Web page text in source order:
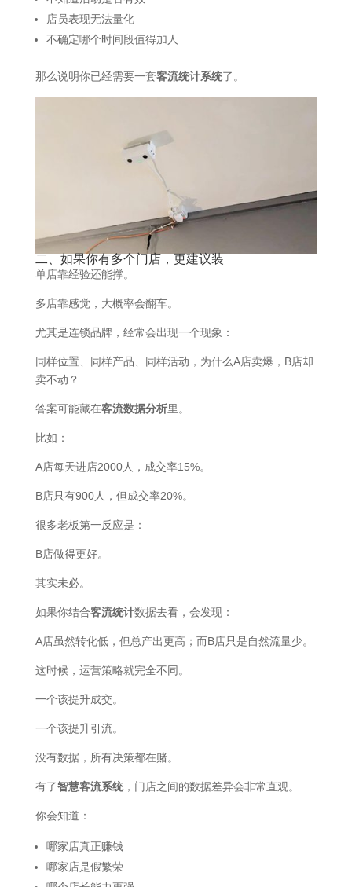
店员表现无法量化
不确定哪个时间段值得加人
那么说明你已经需要一套客流统计系统了。
二、如果你有多个门店，更建议装
单店靠经验还能撑。
多店靠感觉，大概率会翻车。
尤其是连锁品牌，经常会出现一个现象：
同样位置、同样产品、同样活动，为什么A店卖爆，B店却
卖不动？
答案可能藏在客流数据分析里。
比如：
A店每天进店2000人，成交率15%。
B店只有900人，但成交率20%。
很多老板第一反应是：
B店做得更好。
其实未必。
如果你结合客流统计数据去看，会发现：
A店虽然转化低，但总产出更高；而B店只是自然流量少。
这时候，运营策略就完全不同。
一个该提升成交。
一个该提升引流。
没有数据，所有决策都在赌。
有了智慧客流系统，门店之间的数据差异会非常直观。
你会知道：
哪家店真正赚钱
哪家店是假繁荣